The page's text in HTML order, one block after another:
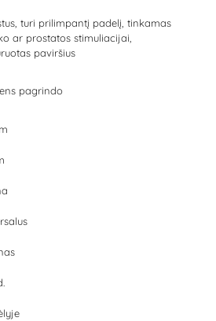
turi prilimpantį padelį, tinkamas
ar prostatos stimuliacijai,
paviršius
pagrindo